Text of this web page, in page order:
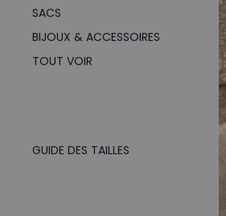
SACS
BIJOUX & ACCESSOIRES
TOUT VOIR
GUIDE DES TAILLES